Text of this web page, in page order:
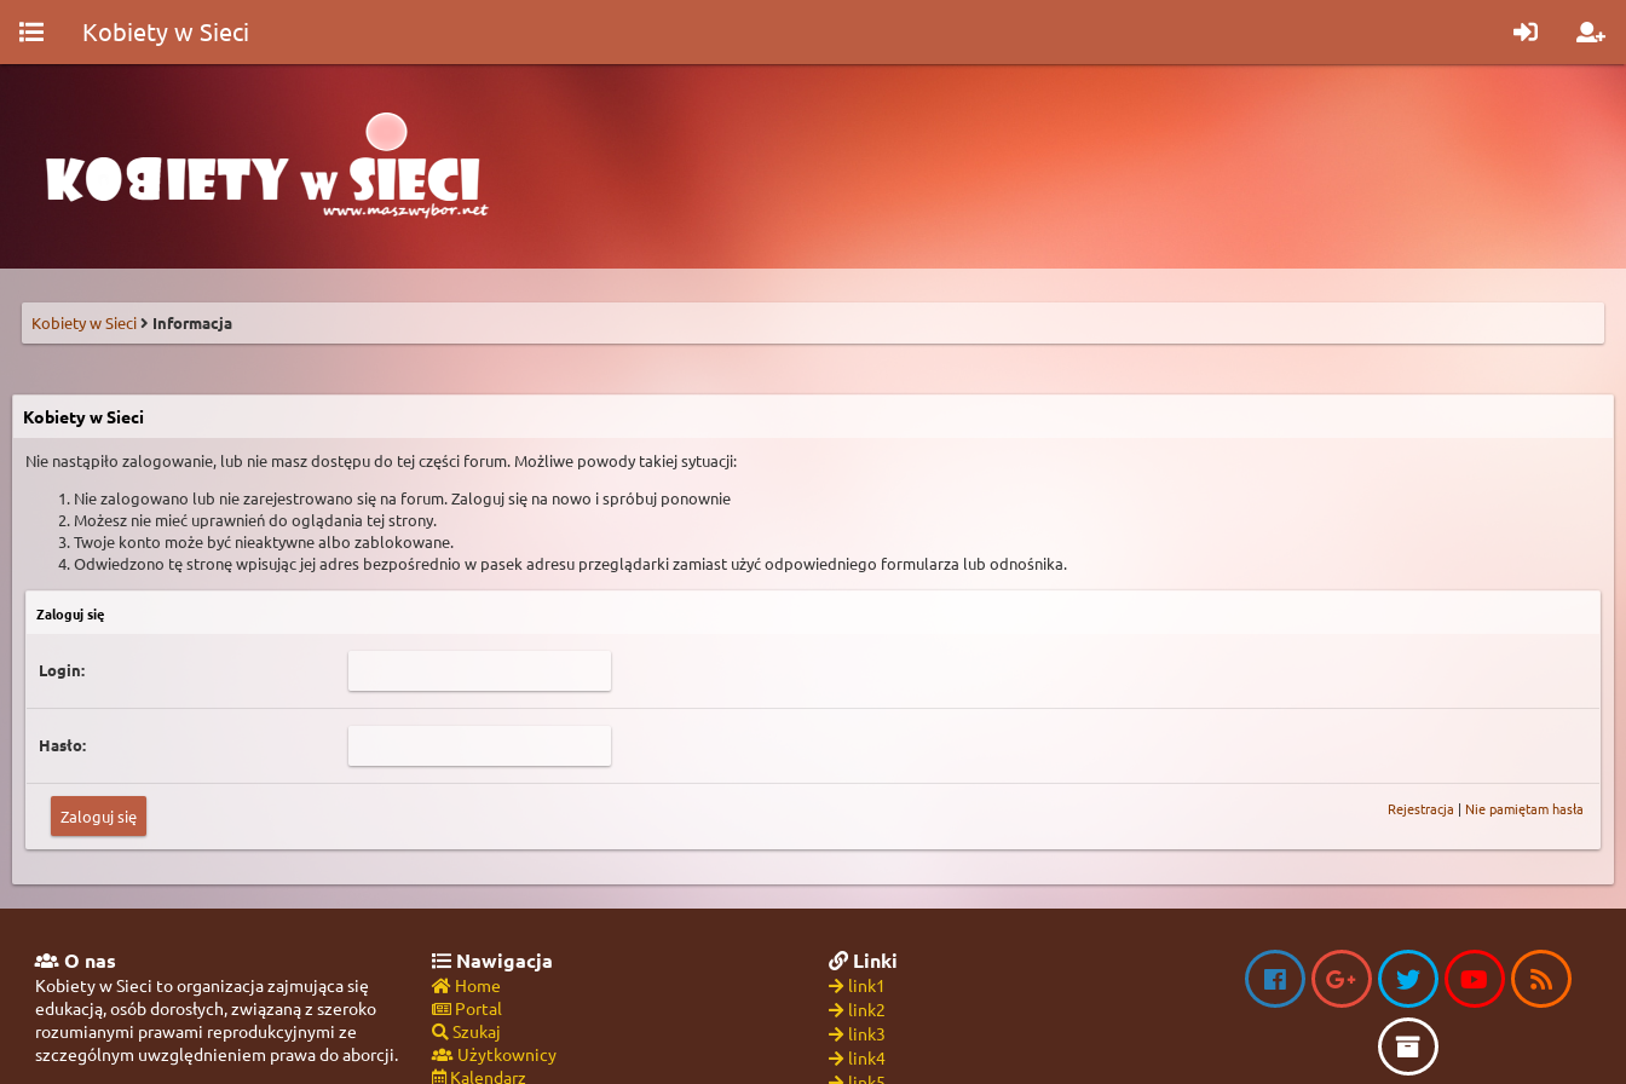
Kobiety w Sieci
Kobiety w Sieci Informacja
Kobiety w Sieci
Nie nastąpiło zalogowanie, lub nie masz dostępu do tej części forum. Możliwe powody takiej sytuacji:
Nie zalogowano lub nie zarejestrowano się na forum. Zaloguj się na nowo i spróbuj ponownie
Możesz nie mieć uprawnień do oglądania tej strony.
Twoje konto może być nieaktywne albo zablokowane.
Odwiedzono tę stronę wpisując jej adres bezpośrednio w pasek adresu przeglądarki zamiast użyć odpowiedniego formularza lub odnośnika.
Zaloguj się
Login:
Hasło:
Rejestracja | Nie pamiętam hasła
O nas
Kobiety w Sieci to organizacja zajmująca się
edukacją, osób dorosłych, związaną z szeroko
rozumianymi prawami reprodukcyjnymi ze
szczególnym uwzględnieniem prawa do aborcji.
Nawigacja
Home
Portal
Szukaj
Użytkownicy
Kalendarz
Linki
link1
link2
link3
link4